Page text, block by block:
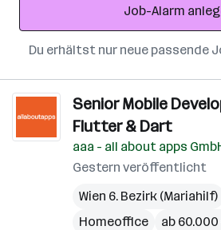
Job-Alarm
Du erhältst nur neue passende
Senior Mobile
Flutter & Dart
aaa - all about apps
Gestern veröffentlicht
Wien 6. Bezirk (Mariahilf)
Homeoffice
ab